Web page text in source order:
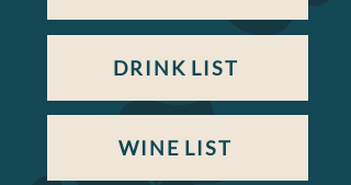
DRINK LIST
WINE LIST